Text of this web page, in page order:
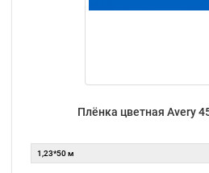
Плёнка цветная Avery